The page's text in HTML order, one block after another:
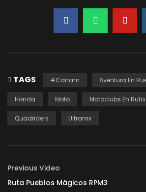
TAGS #Canam Aventura En
Honda Moto Motoclubs En Ruta
Quadriders Ultramx
Previous Video
Ruta Pueblos Mágicos RPM3